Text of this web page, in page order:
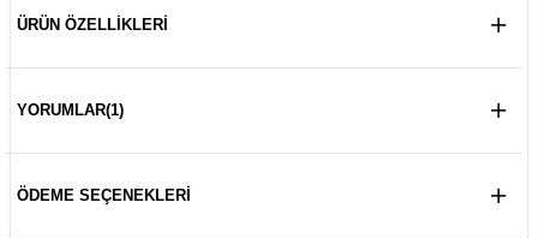
ÜRÜN ÖZELLIKLERI
YORUMLAR(1)
ÖDEME SEÇENEKLERI